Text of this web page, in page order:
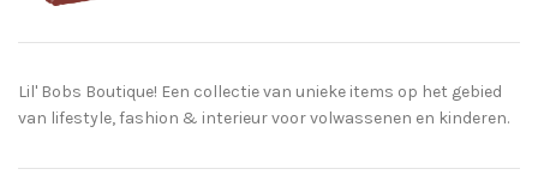
Lil' Bobs Boutique! Een collectie van unieke items op het gebied
van lifestyle, fashion & interieur voor volwassenen en kinderen.